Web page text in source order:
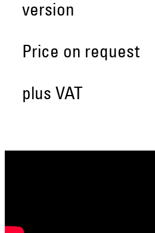
version
Price on request
plus VAT